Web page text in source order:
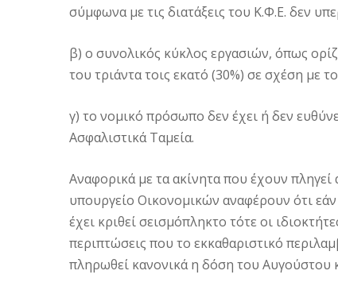
σύμφωνα με τις διατάξεις του Κ.Φ.Ε. δεν
β) ο συνολικός κύκλος εργασιών, όπως
του τριάντα τοις εκατό (30%) σε σχέση με
γ) το νομικό πρόσωπο δεν έχει ή δεν
Ασφαλιστικά Ταμεία.
Αναφορικά με τα ακίνητα που έχουν
υπουργείο Οικονομικών αναφέρουν ότι
έχει κριθεί σεισμόπληκτο τότε οι
περιπτώσεις που το εκκαθαριστικό
πληρωθεί κανονικά η δόση του Αυγούστου